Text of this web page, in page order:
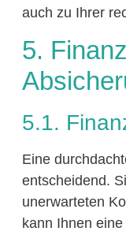
auch zu Ihrer
5.
5.1.
Eine
entscheidend.
unerwarteten
kann Ihnen